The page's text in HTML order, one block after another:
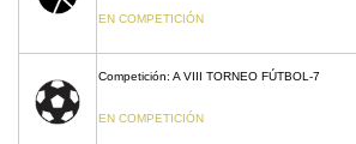
EN COMPETICIÓN
Competición: A VIII TORNEO FÚTBOL-7
EN COMPETICIÓN